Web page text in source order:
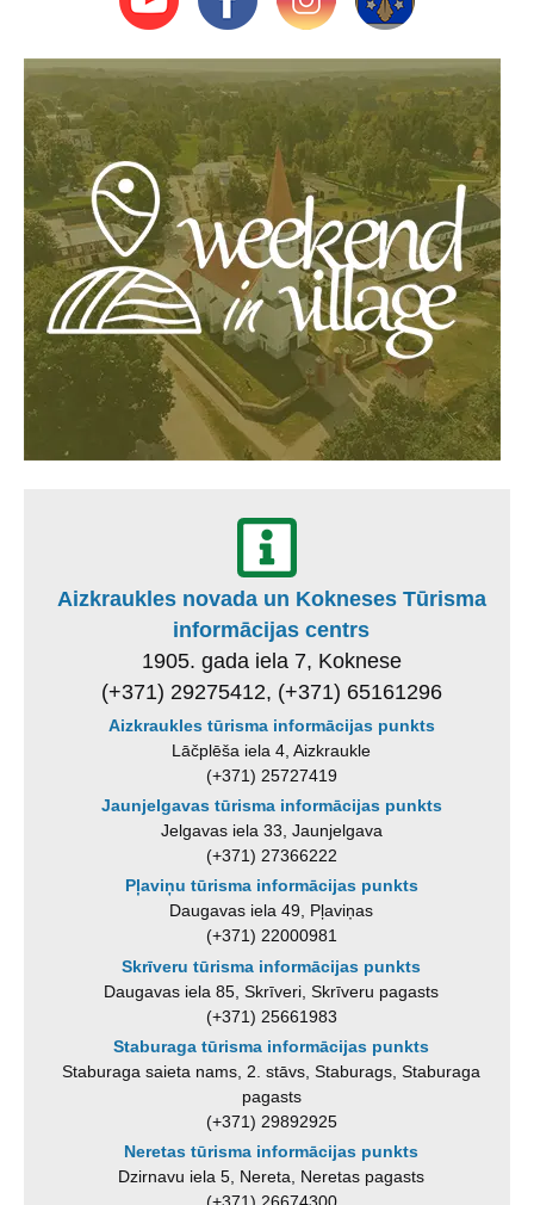
Aizkraukles novada un Kokneses Tūrisma
informācijas centrs
1905. gada iela 7, Koknese
(+371) 29275412, (+371) 65161296
Aizkraukles tūrisma informācijas punkts
Lāčplēša iela 4, Aizkraukle
(+371) 25727419
Jaunjelgavas tūrisma informācijas punkts
Jelgavas iela 33, Jaunjelgava
(+371) 27366222
Pļaviņu tūrisma informācijas punkts
Daugavas iela 49, Pļaviņas
(+371) 22000981
Skrīveru tūrisma informācijas punkts
Daugavas iela 85, Skrīveri, Skrīveru pagasts
(+371) 25661983
Staburaga tūrisma informācijas punkts
Staburaga saieta nams, 2. stāvs, Staburags, Staburaga
pagasts
(+371) 29892925
Neretas tūrisma informācijas punkts
Dzirnavu iela 5, Nereta, Neretas pagasts